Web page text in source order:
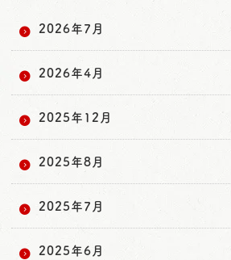
2026年7月
2026年4月
2025年12月
2025年8月
2025年7月
2025年6月